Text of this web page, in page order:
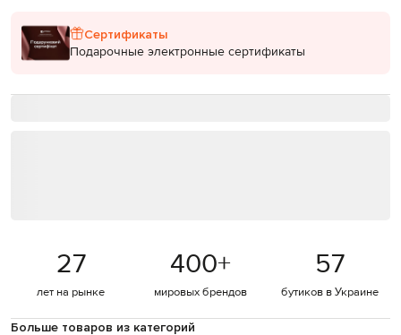
Сертификаты
Подарочные электронные сертификаты
27
лет на рынке
400+
мировых брендов
57
бутиков в Украине
Больше товаров из категорий